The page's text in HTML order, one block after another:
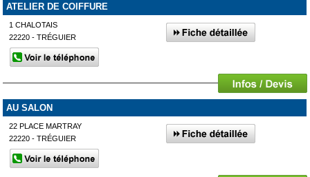
ATELIER DE COIFFURE
1 CHALOTAIS
22220 - TRÉGUIER
AU SALON
22 PLACE MARTRAY
22220 - TRÉGUIER